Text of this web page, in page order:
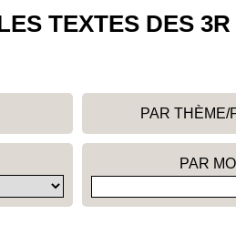
TEXTES DES 3R
PAR THÈME/
PAR